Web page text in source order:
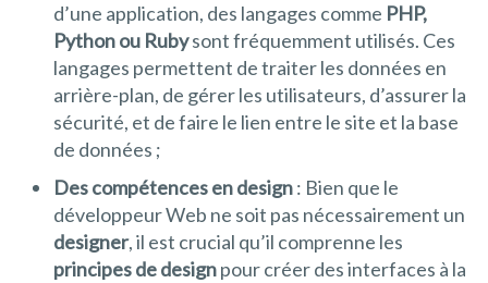
d’une application, des langages comme PHP,
Python ou Rubysont fréquemment utilisés. Ces
langages permettent de traiter les données en
arrière-plan, de gérer les utilisateurs, d’assurer la
sécurité, et de faire le lien entre le site et la base
de données ;
Des compétences en design: Bien que le
développeur Web ne soit pas nécessairement un
designer, il est crucial qu’il comprenne les
principes de designpour créer des interfaces à la